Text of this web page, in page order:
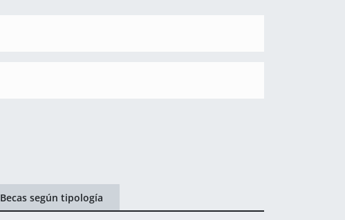
Becas según tipología